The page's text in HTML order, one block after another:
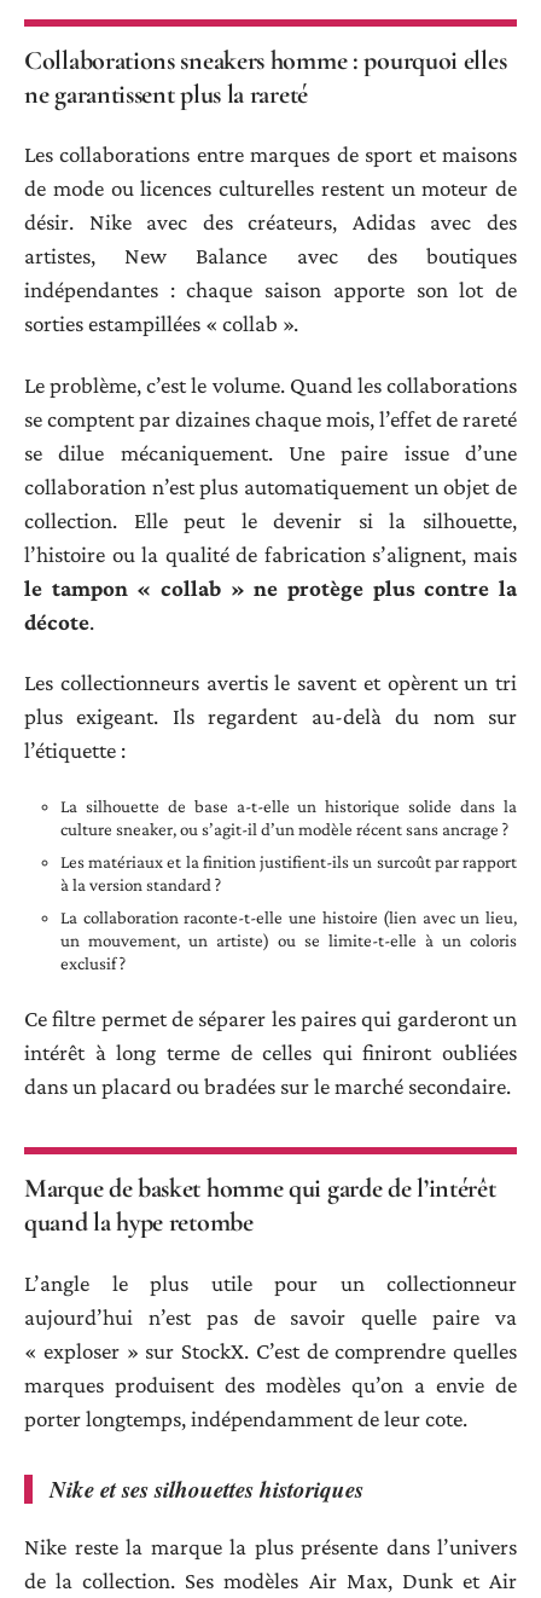
Collaborations sneakers homme : pourquoi elles
ne garantissent plus la rareté
Les collaborations entre marques de sport et maisons
de mode ou licences culturelles restent un moteur de
désir. Nike avec des créateurs, Adidas avec des
artistes, New Balance avec des boutiques
indépendantes : chaque saison apporte son lot de
sorties estampillées « collab ».
Le problème, c’est le volume. Quand les collaborations
se comptent par dizaines chaque mois, l’effet de rareté
se dilue mécaniquement. Une paire issue d’une
collaboration n’est plus automatiquement un objet de
collection. Elle peut le devenir si la silhouette,
l’histoire ou la qualité de fabrication s’alignent, mais
le tampon « collab » ne protège plus contre la
décote.
Les collectionneurs avertis le savent et opèrent un tri
plus exigeant. Ils regardent au-delà du nom sur
l’étiquette :
La silhouette de base a-t-elle un historique solide dans la
culture sneaker, ou s’agit-il d’un modèle récent sans ancrage ?
Les matériaux et la finition justifient-ils un surcoût par rapport
à la version standard ?
La collaboration raconte-t-elle une histoire (lien avec un lieu,
un mouvement, un artiste) ou se limite-t-elle à un coloris
exclusif ?
Ce filtre permet de séparer les paires qui garderont un
intérêt à long terme de celles qui finiront oubliées
dans un placard ou bradées sur le marché secondaire.
Marque de basket homme qui garde de l’intérêt
quand la hype retombe
L’angle le plus utile pour un collectionneur
aujourd’hui n’est pas de savoir quelle paire va
« exploser » sur StockX. C’est de comprendre quelles
marques produisent des modèles qu’on a envie de
porter longtemps, indépendamment de leur cote.
Nike et ses silhouettes historiques
Nike reste la marque la plus présente dans l’univers
de la collection. Ses modèles Air Max, Dunk et Air